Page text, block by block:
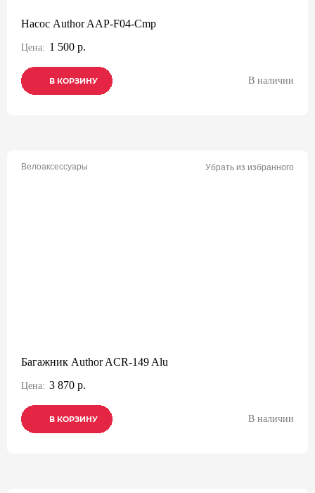
Насос Author AAP-F04-Cmp
Цена: 1 500 р.
В КОРЗИНУ
В КОРЗИНУ
В КОРЗИНУ В наличии
Велоаксессуары Убрать из избранного
Багажник Author ACR-149 Alu
Цена: 3 870 р.
В КОРЗИНУ
В КОРЗИНУ
В КОРЗИНУ В наличии